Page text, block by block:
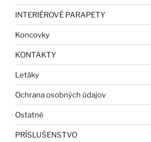
INTERIÉROVÉ PARAPETY
Koncovky
KONTAKTY
Letáky
Ochrana osobných údajov
Ostatné
PRÍSLUŠENSTVO